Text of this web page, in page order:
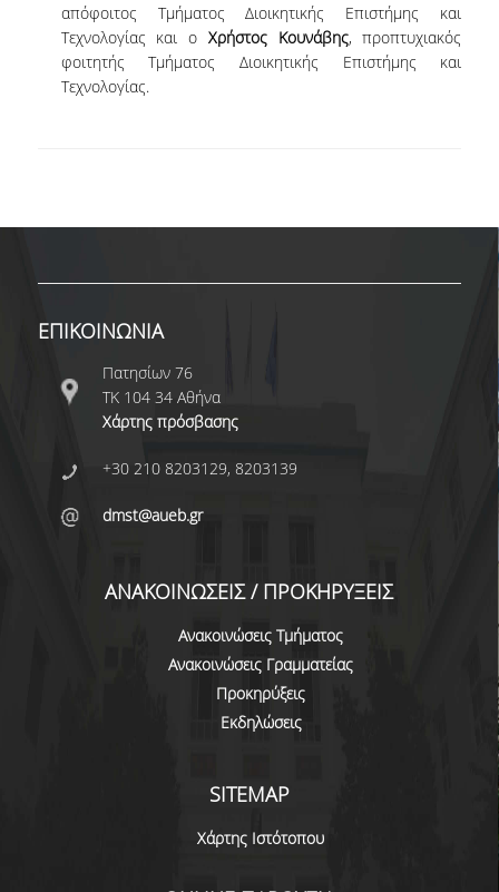
ΜΗΤΡΩΟ ΜΕΛΩΝ ΤΜΗΜΑΤΟΣ
ΠΡΟΠΤΥΧΙΑΚΕΣ ΣΠΟΥΔΕΣ
ΕΥΚΑΙΡΙΕΣ ΓΙΑ ΠΡΑΚΤΙΚΗ ΑΣΚΗΣΗ
TUTORS ΦΟΙΤΗΤΩΝ
ΜΕΤΑΠΤΥΧΙΑΚΕΣ ΣΠΟΥΔΕΣ
ΠΡΟΓΡΑΜΜΑΤΑ ΜΕΤΑΠΤΥΧΙΑΚΩΝ ΣΠΟΥΔΩΝ
ΔΙΔΑΚΤΟΡΙΚΟ ΠΡΟΓΡΑΜΜΑ
απόφοιτος Τμήματος Διοικητικής Επιστήμης και
Τεχνολογίας και ο Χρήστος Κουνάβης, προπτυχιακός
φοιτητής Τμήματος Διοικητικής Επιστήμης και
Τεχνολογίας.
ΕΠΙΚΟΙΝΩΝΙΑ
Πατησίων 76
ΤΚ 104 34 Αθήνα
Χάρτης πρόσβασης
+30 210 8203129, 8203139
dmst@aueb.gr
ΑΝΑΚΟΙΝΩΣΕΙΣ / ΠΡΟΚΗΡΥΞΕΙΣ
Ανακοινώσεις Τμήματος
Ανακοινώσεις Γραμματείας
Προκηρύξεις
Εκδηλώσεις
SITEMAP
Χάρτης Ιστότοπου